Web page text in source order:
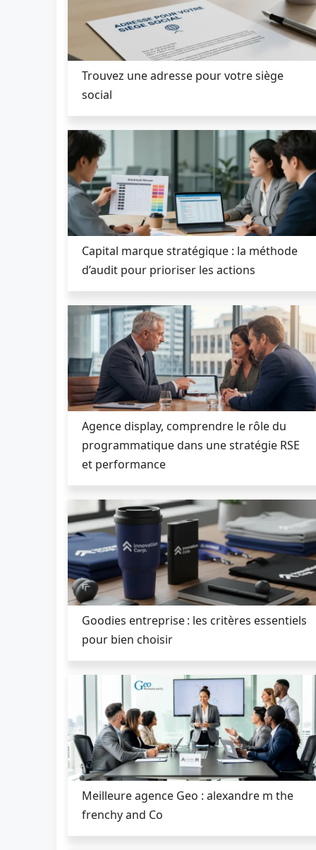
Trouvez une adresse pour votre siège
social
Capital marque stratégique : la méthode
d’audit pour prioriser les actions
Agence display, comprendre le rôle du
programmatique dans une stratégie RSE
et performance
Goodies entreprise : les critères essentiels
pour bien choisir
Meilleure agence Geo : alexandre m the
frenchy and Co